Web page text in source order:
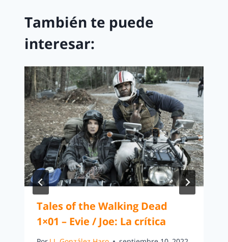
También te puede
interesar:
Tales of the Walking Dead
1×01 – Evie / Joe: La crítica